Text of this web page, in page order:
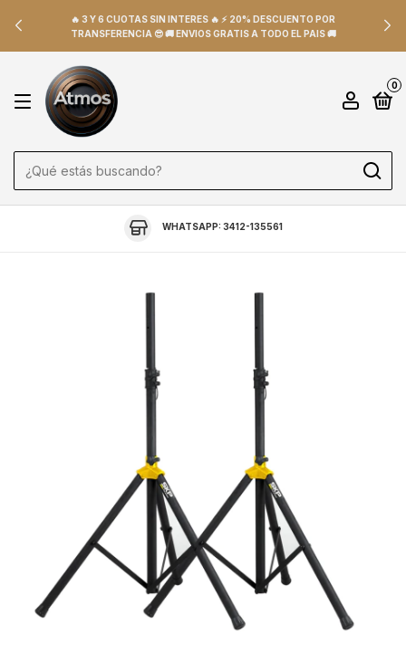
🔥 3 Y 6 CUOTAS SIN INTERES 🔥 ⚡ 20% DESCUENTO POR
TRANSFERENCIA 😎 🚚 ENVIOS GRATIS A TODO EL PAIS 🚚
0
WHATSAPP: 3412-135561